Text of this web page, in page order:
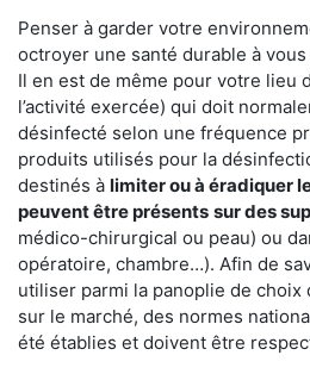
Penser à garder votre
octroyer une santé durable à
Il en est de même pour votre lieu
l’activité exercée) qui doit
désinfecté selon une fréquence
produits utilisés pour la
destinés à limiter ou à éradiquer
peuvent être présents sur des
médico-chirurgical ou peau) ou
opératoire, chambre…). Afin de
utiliser parmi la panoplie de choix
sur le marché, des normes
été établies et doivent être